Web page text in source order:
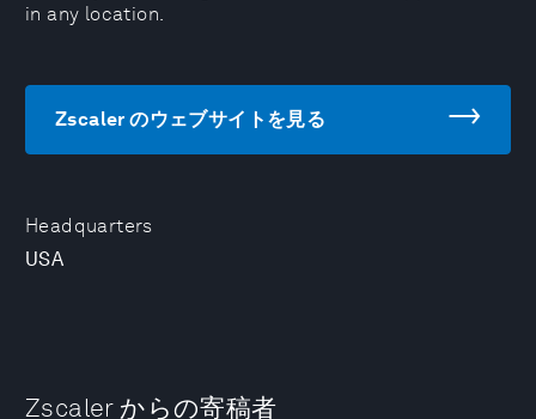
Headquarters
USA
in any location.
Zscaler のウェブサイトを見る
Zscaler からの寄稿者